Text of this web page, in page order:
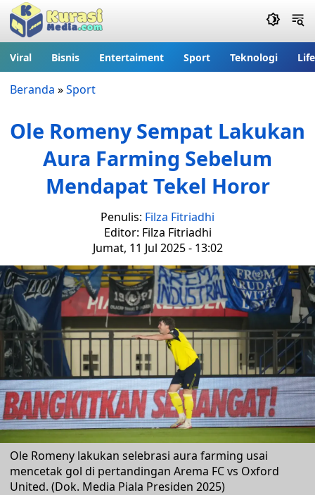
Viral Bisnis Entertaiment Sport Teknologi
Beranda »Sport
Ole Romeny Sempat Lakukan
Aura Farming Sebelum
Mendapat Tekel Horor
Penulis: Filza Fitriadhi
Editor: Filza Fitriadhi
Jumat, 11 Jul 2025 - 13:02
Ole Romeny lakukan selebrasi aura farming usai
mencetak gol di pertandingan Arema FC vs Oxford
United. (Dok. Media Piala Presiden 2025)